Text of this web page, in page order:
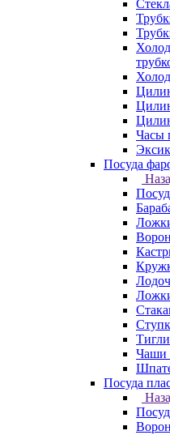
Часы
Посуда
Тигли
Чаши
Посуда